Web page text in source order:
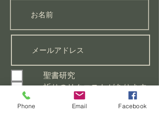
聖書研究
祈りのリクエストがあります
初心者向けのクラスに参加し
Phone Email Facebook